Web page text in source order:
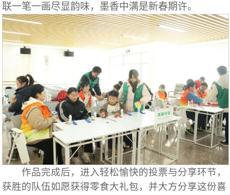
联一笔一画尽显韵味，墨香中满是新春期许。
作品完成后，进入轻松愉快的投票与分享环节，
获胜的队伍如愿获得零食大礼包，并大方分享这份喜